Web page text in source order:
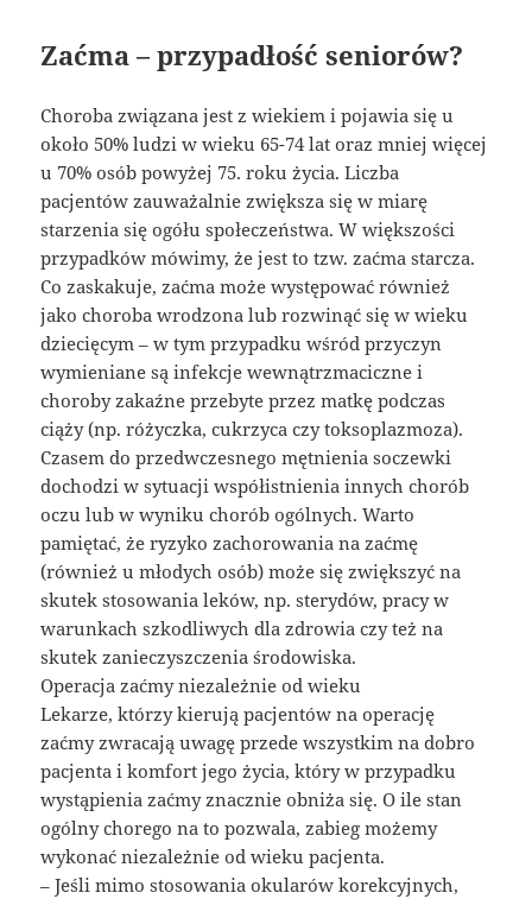
Zaćma – przypadłość seniorów?
Choroba związana jest z wiekiem i pojawia się u
około 50% ludzi w wieku 65-74 lat oraz mniej więcej
u 70% osób powyżej 75. roku życia. Liczba
pacjentów zauważalnie zwiększa się w miarę
starzenia się ogółu społeczeństwa. W większości
przypadków mówimy, że jest to tzw. zaćma starcza.
Co zaskakuje, zaćma może występować również
jako choroba wrodzona lub rozwinąć się w wieku
dziecięcym – w tym przypadku wśród przyczyn
wymieniane są infekcje wewnątrzmaciczne i
choroby zakaźne przebyte przez matkę podczas
ciąży (np. różyczka, cukrzyca czy toksoplazmoza).
Czasem do przedwczesnego mętnienia soczewki
dochodzi w sytuacji współistnienia innych chorób
oczu lub w wyniku chorób ogólnych. Warto
pamiętać, że ryzyko zachorowania na zaćmę
(również u młodych osób) może się zwiększyć na
skutek stosowania leków, np. sterydów, pracy w
warunkach szkodliwych dla zdrowia czy też na
skutek zanieczyszczenia środowiska.
Operacja zaćmy niezależnie od wieku
Lekarze, którzy kierują pacjentów na operację
zaćmy zwracają uwagę przede wszystkim na dobro
pacjenta i komfort jego życia, który w przypadku
wystąpienia zaćmy znacznie obniża się. O ile stan
ogólny chorego na to pozwala, zabieg możemy
wykonać niezależnie od wieku pacjenta.
– Jeśli mimo stosowania okularów korekcyjnych,